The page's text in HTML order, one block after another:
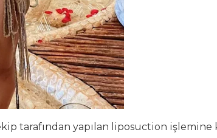
tarafından yapılan liposuction işlemine